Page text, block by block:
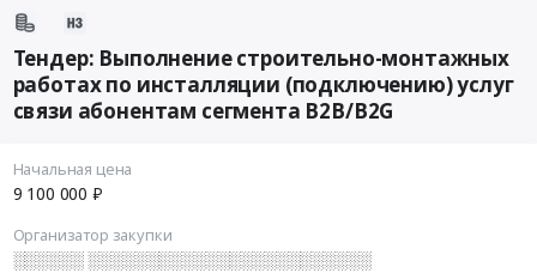
Тендер: Выполнение строительно-монтажных
работах по инсталляции (подключению) услуг
связи абонентам сегмента B2B/B2G
Начальная цена
9 100 000 ₽
Организатор закупки
░░░░░░ ░░░░░░░░░░░░░░░░░░░░░░░░